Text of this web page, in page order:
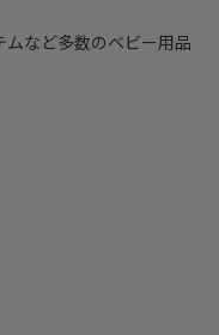
など多数のベビー用品